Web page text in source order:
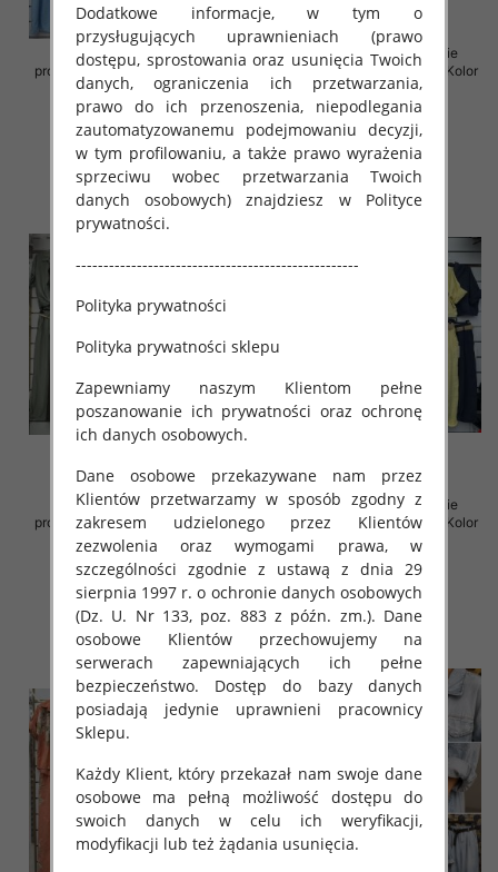
Komplet damskie (Włoskie
produkt) Roz Standard, Mix Kolor
Paczka 5 szt
55.00 zł
szczegóły
Komplet damskie (Włoskie
produkt) Roz Standard, Mix Kolor
Paczka 5 szt
65.00 zł
szczegóły
Komplet damskie (Włoskie
produkt) Roz Standard, Mix Kolor
Paczka 5 szt
65.00 zł
szczegóły
Komplet damskie (Włoskie
produkt) Roz Standard, Mix Kolor
Paczka 5 szt
75.00 zł
szczegóły
Dodatkowe informacje, w tym o
przysługujących uprawnieniach (prawo
dostępu, sprostowania oraz usunięcia Twoich
danych, ograniczenia ich przetwarzania,
prawo do ich przenoszenia, niepodlegania
zautomatyzowanemu podejmowaniu decyzji,
w tym profilowaniu, a także prawo wyrażenia
sprzeciwu wobec przetwarzania Twoich
danych osobowych) znajdziesz w Polityce
prywatności.
---------------------------------------------------
Polityka prywatności
Polityka prywatności sklepu
Zapewniamy naszym Klientom pełne
poszanowanie ich prywatności oraz ochronę
ich danych osobowych.
Dane osobowe przekazywane nam przez
Klientów przetwarzamy w sposób zgodny z
zakresem udzielonego przez Klientów
zezwolenia oraz wymogami prawa, w
szczególności zgodnie z ustawą z dnia 29
sierpnia 1997 r. o ochronie danych osobowych
(Dz. U. Nr 133, poz. 883 z późn. zm.). Dane
osobowe Klientów przechowujemy na
serwerach zapewniających ich pełne
bezpieczeństwo. Dostęp do bazy danych
posiadają jedynie uprawnieni pracownicy
Sklepu.
Każdy Klient, który przekazał nam swoje dane
osobowe ma pełną możliwość dostępu do
swoich danych w celu ich weryfikacji,
modyfikacji lub też żądania usunięcia.